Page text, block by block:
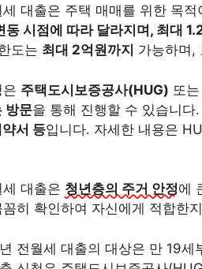
대출은 주택 매매를 위한 목적
동 시점에 따라 달라지며, 최대
도는 최대 2억원까지 가능하며,
주택도시보증공사(HUG) 또는
방문을 통해 진행할 수 있습니다
서 등입니다. 자세한 내용은
대출은 청년층의 주거 안정에
꼼히 확인하여 자신에게 적합한
전월세 대출의 대상은 만 19